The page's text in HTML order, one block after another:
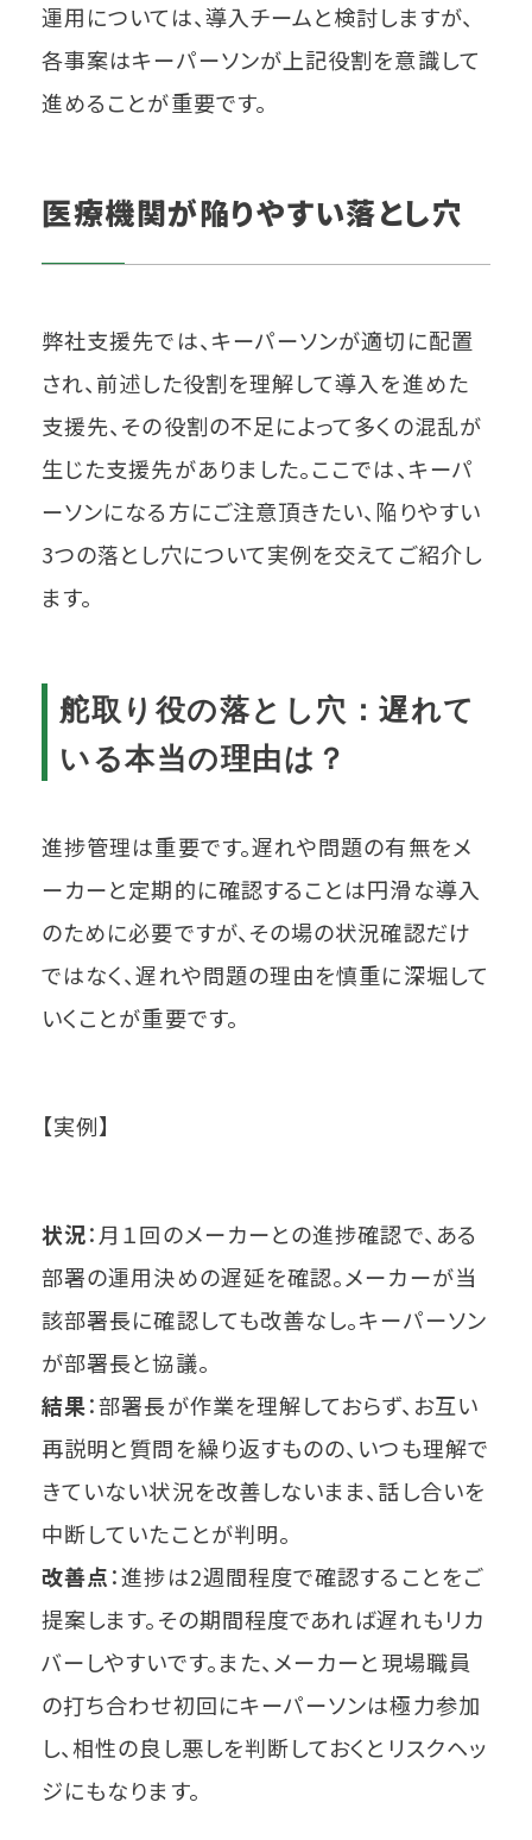
運用については、導入チームと検討しますが、
各事案はキーパーソンが上記役割を意識して
進めることが重要です。
医療機関が陥りやすい落とし穴
弊社支援先では、キーパーソンが適切に配置
され、前述した役割を理解して導入を進めた
支援先、その役割の不足によって多くの混乱が
生じた支援先がありました。ここでは、キーパ
ーソンになる方にご注意頂きたい、陥りやすい
3つの落とし穴について実例を交えてご紹介し
ます。
舵取り役の落とし穴：遅れて
いる本当の理由は？
進捗管理は重要です。遅れや問題の有無をメ
ーカーと定期的に確認することは円滑な導入
のために必要ですが、その場の状況確認だけ
ではなく、遅れや問題の理由を慎重に深堀して
いくことが重要です。
【実例】
状況：月１回のメーカーとの進捗確認で、ある
部署の運用決めの遅延を確認。メーカーが当
該部署長に確認しても改善なし。キーパーソン
が部署長と協議。
結果：部署長が作業を理解しておらず、お互い
再説明と質問を繰り返すものの、いつも理解で
きていない状況を改善しないまま、話し合いを
中断していたことが判明。
改善点：進捗は2週間程度で確認することをご
提案します。その期間程度であれば遅れもリカ
バーしやすいです。また、メーカーと現場職員
の打ち合わせ初回にキーパーソンは極力参加
し、相性の良し悪しを判断しておくとリスクヘッ
ジにもなります。